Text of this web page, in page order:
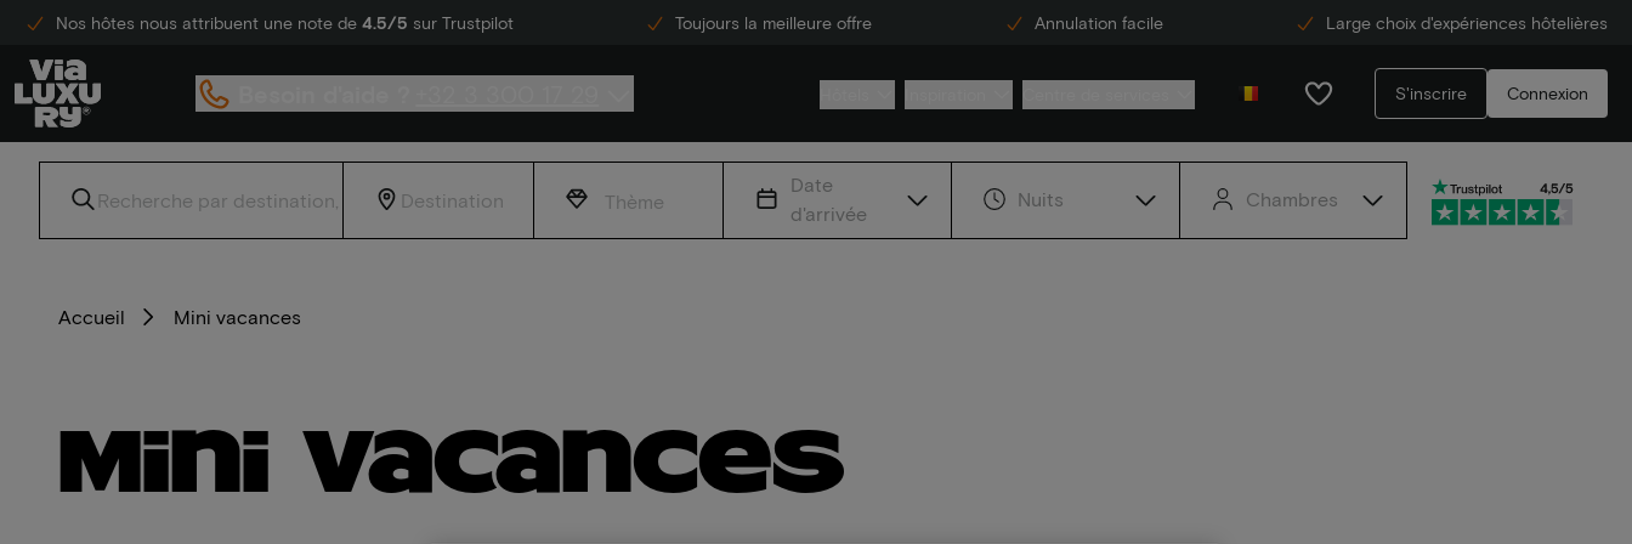
Nos hôtes nous attribuent une note de 4.5/5 sur Trustpilot Toujours la meilleure offre Annulation facile Large choix d'expériences hôtelières
S'inscrire Connexion
Thème
Date
d'arrivée
Nuits Chambres
Accueil Mini vacances
Mini vacances